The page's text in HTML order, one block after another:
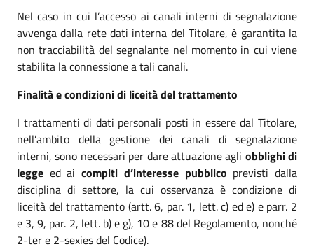
Nel caso in cui l’accesso ai canali interni di segnalazione
avvenga dalla rete dati interna del Titolare, è garantita la
non tracciabilità del segnalante nel momento in cui viene
stabilita la connessione a tali canali.
Finalità e condizioni di liceità del trattamento
I trattamenti di dati personali posti in essere dal Titolare,
nell’ambito della gestione dei canali di segnalazione
interni, sono necessari per dare attuazione agli obblighi di
legge ed aicompiti d’interesse pubblico previsti dalla
disciplina di settore, la cui osservanza è condizione di
liceità del trattamento (artt. 6, par. 1, lett. c) ed e) e parr. 2
e 3, 9, par. 2, lett. b) e g), 10 e 88 del Regolamento, nonché
2-ter e 2-sexies del Codice).